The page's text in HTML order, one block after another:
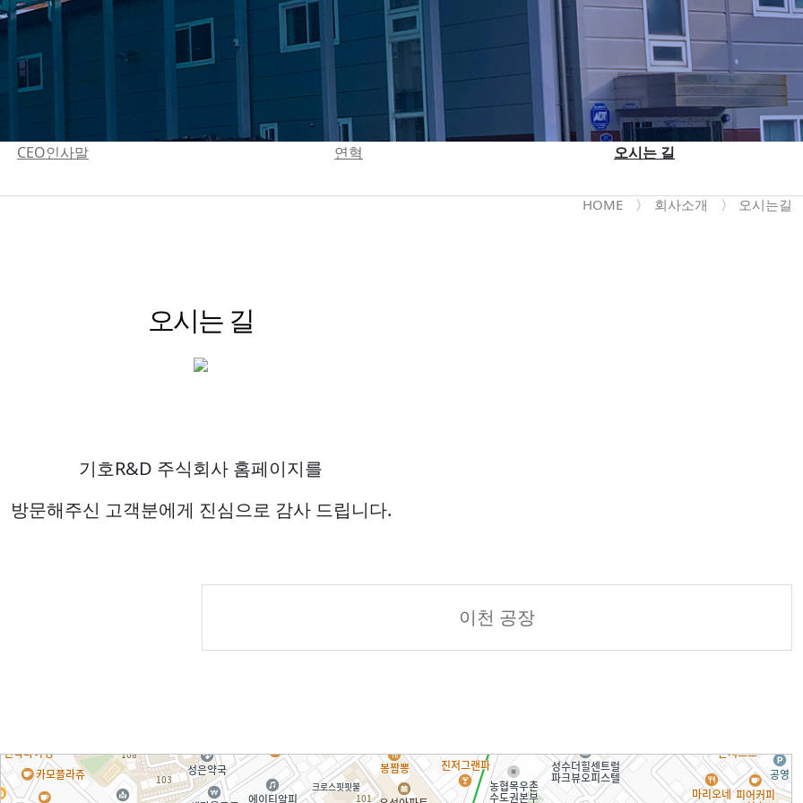
CEO인사말 연혁 오시는 길
HOME 〉 회사소개 〉 오시는길
오시는 길
기호R&D 주식회사 홈페이지를
방문해주신 고객분에게 진심으로 감사 드립니다.
이천 공장